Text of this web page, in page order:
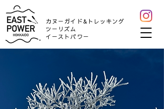
カヌーガイド&トレッキング
ツーリズム
​イーストパワー